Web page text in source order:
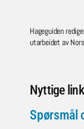
Hageguiden
utarbeidet av
Nyttige
Spørsmål